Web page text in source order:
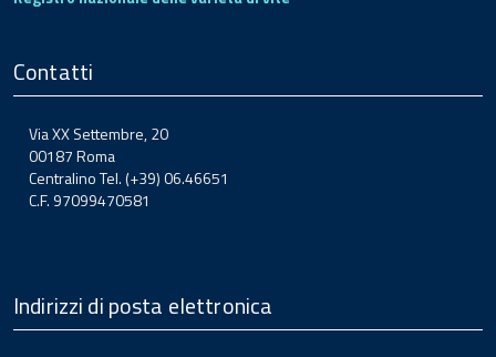
Contatti
Via XX Settembre, 20
00187 Roma
Centralino Tel. (+39) 06.46651
C.F. 97099470581
Indirizzi di posta elettronica